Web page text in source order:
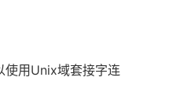
使用Unix域套接字连